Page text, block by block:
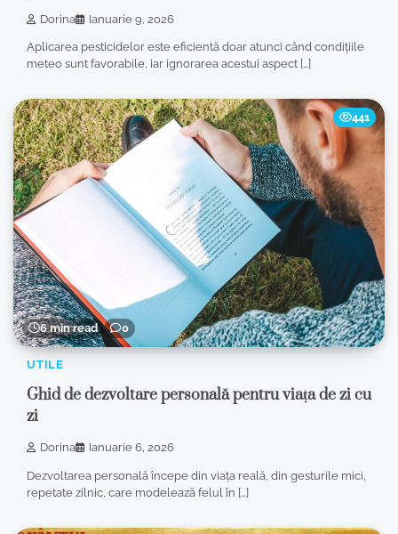
Dorina Ianuarie 9, 2026
Aplicarea pesticidelor este eficientă doar atunci când condițiile
meteo sunt favorabile, iar ignorarea acestui aspect […]
6 min read 0
441
UTILE
Ghid de dezvoltare personală pentru viața de zi cu
zi
Dorina Ianuarie 6, 2026
Dezvoltarea personală începe din viața reală, din gesturile mici,
repetate zilnic, care modelează felul în […]